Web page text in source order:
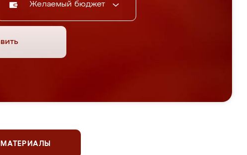
Желаемый бюджет